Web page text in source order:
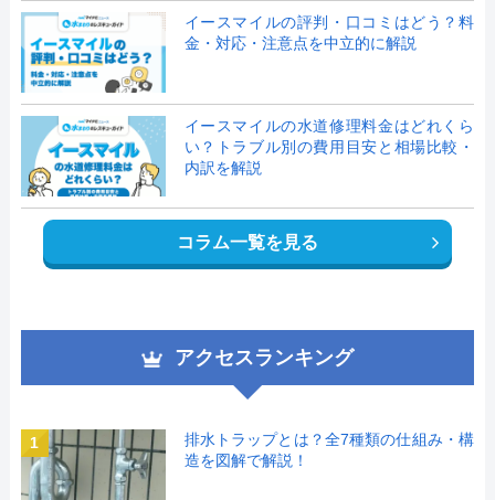
イースマイルの評判・口コミはどう？料
金・対応・注意点を中立的に解説
イースマイルの水道修理料金はどれくら
い？トラブル別の費用目安と相場比較・
内訳を解説
コラム一覧を見る
アクセスランキング
1
排水トラップとは？全7種類の仕組み・構
造を図解で解説！